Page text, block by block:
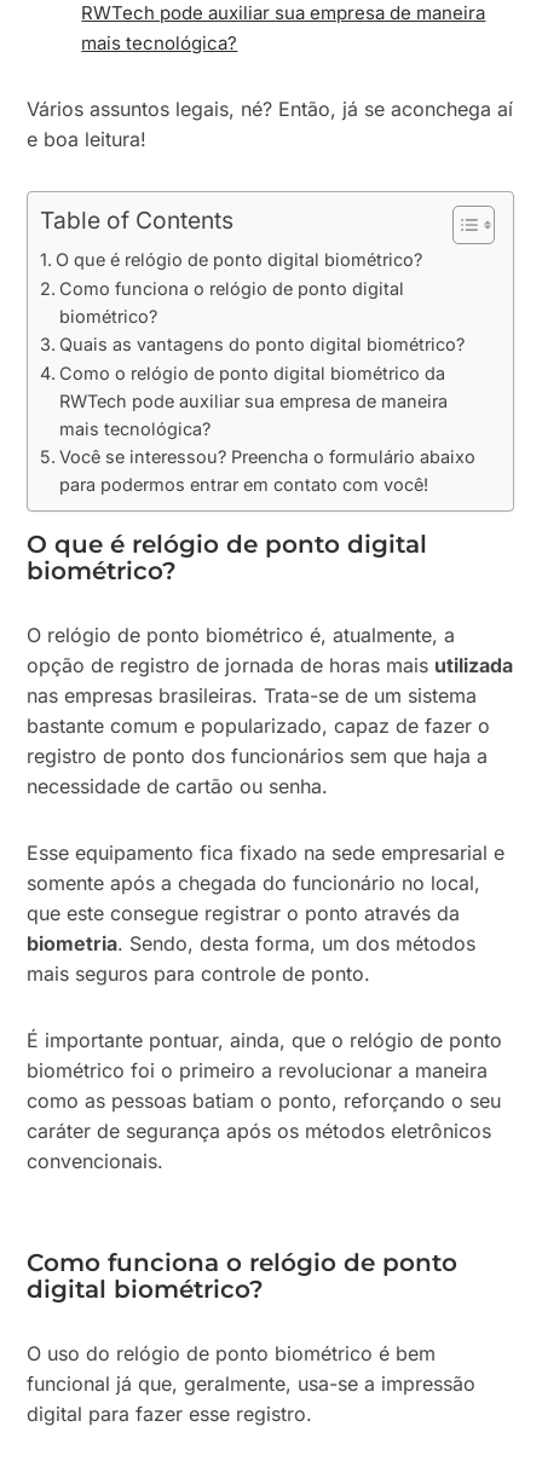
RWTech pode auxiliar sua empresa de maneira
mais tecnológica?
Vários assuntos legais, né? Então, já se aconchega aí
e boa leitura!
Table of Contents
O que é relógio de ponto digital biométrico?
Como funciona o relógio de ponto digital
biométrico?
Quais as vantagens do ponto digital biométrico?
Como o relógio de ponto digital biométrico da
RWTech pode auxiliar sua empresa de maneira
mais tecnológica?
Você se interessou? Preencha o formulário abaixo
para podermos entrar em contato com você!
O que é relógio de ponto digital
biométrico?
O relógio de ponto biométrico é, atualmente, a
opção de registro de jornada de horas mais utilizada
nas empresas brasileiras. Trata-se de um sistema
bastante comum e popularizado, capaz de fazer o
registro de ponto dos funcionários sem que haja a
necessidade de cartão ou senha.
Esse equipamento fica fixado na sede empresarial e
somente após a chegada do funcionário no local,
que este consegue registrar o ponto através da
biometria. Sendo, desta forma, um dos métodos
mais seguros para controle de ponto.
É importante pontuar, ainda, que o relógio de ponto
biométrico foi o primeiro a revolucionar a maneira
como as pessoas batiam o ponto, reforçando o seu
caráter de segurança após os métodos eletrônicos
convencionais.
Como funciona o relógio de ponto
digital biométrico?
O uso do relógio de ponto biométrico é bem
funcional já que, geralmente, usa-se a impressão
digital para fazer esse registro.